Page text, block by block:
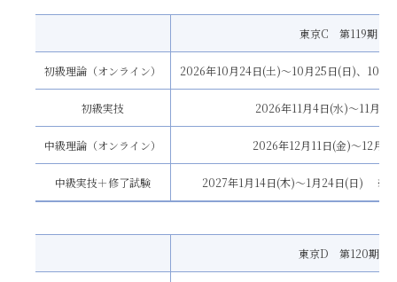
東京C 第119期
初級理論（オンライン） 2026年10月24日(土)〜10月25日(日)、10月
初級実技 2026年11月4日(水)〜11月10
中級理論（オンライン） 2026年12月11日(金)〜12月
中級実技＋修了試験 2027年1月14日(木)〜1月24日(日) ※1
東京D 第120期